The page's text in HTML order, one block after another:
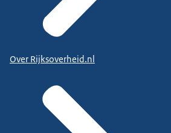
Over Rijksoverheid.nl